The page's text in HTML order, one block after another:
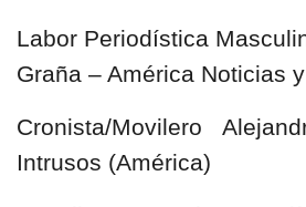
Labor Periodística
Graña – América Noticias
Cronista/Movilero
Intrusos (América)